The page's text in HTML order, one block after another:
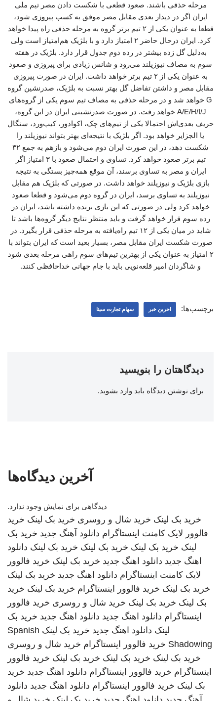
مرحله حذفی باشند. صعود قطعی با شکست دادن مصر تیم ملی
ایران اگر در دیدار بعدی مقابل مصر موفق به کسب پیروزی شود،
قطعا به عنوان یکی از ۲ تیم برتر گروه به مرحله حذفی راه پیدا خواهد
کرد. ایران درحال حاضر ۲ امتیاز دارد و با بلژیک هم‌امتیاز است ولی
به‌دلیل گل زده بیشتر در رده دوم جدول قرار دارد. بلژیک در هفته
سوم به مصاف نیوزیلند می‌رود و شانس زیادی برای پیروزی و صعود
به عنوان یکی از ۲ تیم برتر خواهد داشت. ایران در صورت پیروزی
مقابل مصر و داشتن تفاضل گل بهتر نسبت به بلژیک، صدرنشین گروه
G خواهد شد و در مرحله حذفی به مصاف تیم سوم یکی از گروه‌های
A/E/H/I/J خواهد رفت. در صورت صدرنشینی ایران در این گروه،
حریف بعدی‌اش احتمالا یکی از تیم‌های چک، اکوادور، کیپ‌ورد، سنگال
یا الجزایر خواهد بود. اگر بلژیک با نتیجه‌ای بهتر بتواند نیوزیلند را
شکست دهد، در این صورت ایران دوم می‌شود و بازهم به جمع ۳۲
تیم برتر صعود خواهد کرد. تساوی و احتمال صعود با ۳ امتیاز اگر
ایران و مصر به تساوی برسند، آن موقع همه‌چیز بستگی به نتیجه
بازی بلژیک و نیوزیلند خواهد داشت. در صورتی که بلژیک هم مقابل
نیوزیلند به تساوی برسد، ایران در گروه دوم می‌شود و قطعا صعود
خواهد کرد ولی در صورتی که این بازی برنده داشته باشد، ایران در
رده سوم قرار خواهد گرفت و باید منتظر نتایج دیگر گروه‌ها باشد تا
شاید در میان یکی از ۱۲ تیم راه‌یافته به مرحله حذفی قرار بگیرد. در
صورت شکست ایران مقابل مصر، بسیار بعید است که ایران بتواند با
۲ امتیاز به عنوان یکی از بهترین تیم‌های سوم راهی مرحله بعدی شود
و شاگردان امیر قلعه‌نویی باید با جام جهانی خداحافظی کنند.
برچسب‌ها: اخرین خبر سهام تجارت سینا
دیدگاهتان را بنویسید
برای نوشتن دیدگاه باید وارد بشوید.
آخرین دیدگاه‌ها
دیدگاهی برای نمایش وجود ندارد.
خرید بک لینک خرید شال و روسری خرید بک لینک خرید
فالوور لایک کامنت اینستاگرام دانلود آهنگ جدید خرید بک
لینک خرید بک لینک خرید بک لینک خرید بک لینک دانلود
اهنگ جدید دانلود اهنگ جدید خرید بک لینک خرید فالوور
لایک کامنت اینستاگرام دانلود اهنگ جدید خرید بک لینک
خرید بک لینک خرید فالوور اینستاگرام خرید بک لینک خرید
بک لینک خرید بک لینک خرید شال و روسری خرید فالوور
اینستاگرام دانلود اهنگ جدید دانلود اهنگ جدید خرید بک
لینک دانلود اهنگ جدید خرید بک لینک Spanish
Shadowing خرید فالوور اینستاگرام خرید شال و روسری
خرید بک لینک خرید بک لینک خرید بک لینک خرید فالوور
اینستاگرام خرید فالوور اینستاگرام دانلود اهنگ جدید خرید
بک لینک خرید فالوور اینستاگرام دانلود اهنگ جدید دانلود